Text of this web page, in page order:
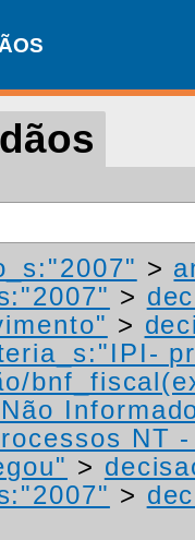
>
>
>
NT
>
>